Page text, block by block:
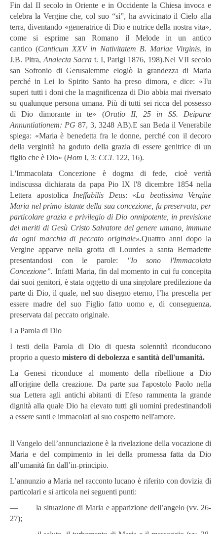
Fin dal II secolo in Oriente e in Occidente la Chiesa invoca e
celebra la Vergine che, col suo “sì”, ha avvicinato il Cielo alla
terra, diventando «generatrice di Dio e nutrice della nostra vita»,
come si esprime san Romano il Melode in un antico
cantico (Canticum XXV in Nativitatem B. Mariae Virginis, in
J.B. Pitra, Analecta Sacrat. I, Parigi 1876, 198).Nel VII secolo
san Sofronio di Gerusalemme elogiò la grandezza di Maria
perché in Lei lo Spirito Santo ha preso dimora, e dice: «Tu
superi tutti i doni che la magnificenza di Dio abbia mai riversato
su qualunque persona umana. Più di tutti sei ricca del possesso
di Dio dimorante in te» (Oratio II, 25 in SS. Deiparæ
Annuntiationem: PG 87, 3, 3248 AB).E san Beda il Venerabile
spiega: «Maria è benedetta fra le donne, perché con il decoro
della verginità ha goduto della grazia di essere genitrice di un
figlio che è Dio» (Hom I, 3: CCL 122, 16).
L'Immacolata Concezione è dogma di fede, cioè verità
indiscussa dichiarata da papa Pio IX l'8 dicembre 1854 nella
Lettera apostolica Ineffabilis Deus: «La beatissima Vergine
Maria nel primo istante della sua concezione, fu preservata, per
particolare grazia e privilegio di Dio onnipotente, in previsione
dei meriti di Gesù Cristo Salvatore del genere umano, immune
da ogni macchia di peccato originale».Quattro anni dopo la
Vergine apparve nella grotta di Lourdes a santa Bernadette
presentandosi con le parole:
"Io sono l'Immacolata
Concezione”. Infatti Maria, fin dal momento in cui fu concepita
dai suoi genitori, è stata oggetto di una singolare predilezione da
parte di Dio, il quale, nel suo disegno eterno, l’ha prescelta per
essere madre del suo Figlio fatto uomo e, di conseguenza,
preservata dal peccato originale.
La Parola di Dio
I testi della Parola di Dio di questa solennità riconducono
proprio a questo mistero di debolezza e santità dell'umanità.
La Genesi riconduce al momento della ribellione a Dio
all'origine della creazione. Da parte sua l'apostolo Paolo nella
sua Lettera agli antichi abitanti di Efeso rammenta la grande
dignità alla quale Dio ha elevato tutti gli uomini predestinandoli
a essere santi e immacolati al suo cospetto nell'amore.
Il Vangelo dell’annunciazione è la rivelazione della vocazione di
Maria e del compimento in lei della promessa fatta da Dio
all’umanità fin dall’in-principio.
L’annunzio a Maria nel racconto lucano è riferito con dovizia di
particolari e si articola nei seguenti punti:
― la situazione di Maria e apparizione dell’angelo (vv. 26-
27);